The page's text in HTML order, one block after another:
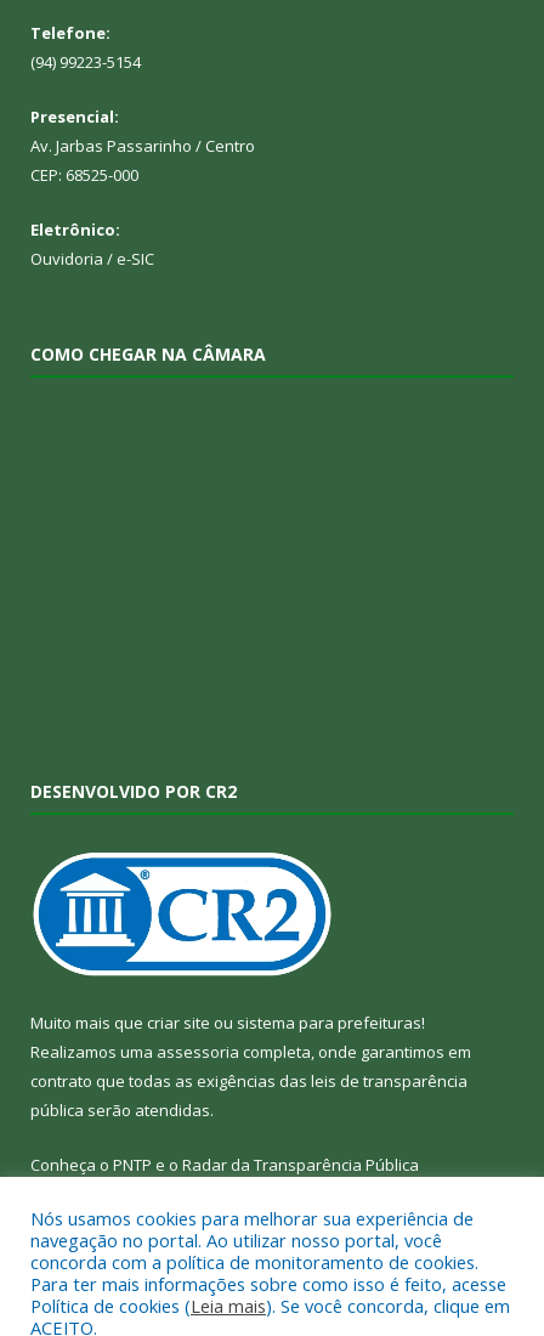
Telefone:
(94) 99223-5154
Presencial:
Av. Jarbas Passarinho / Centro
CEP: 68525-000
Eletrônico:
Ouvidoria / e-SIC
COMO CHEGAR NA CÂMARA
DESENVOLVIDO POR CR2
Muito mais que criar site ou sistema para prefeituras!
Realizamos uma assessoria completa, onde garantimos em
contrato que todas as exigências das leis de transparência
pública serão atendidas.
Conheça o PNTP e o Radar da Transparência Pública
Todos os direitos reservados a Câmara Municipal de Bom Jesus
do Tocantins.
Nós usamos cookies para melhorar sua experiência de
navegação no portal. Ao utilizar nosso portal, você
concorda com a política de monitoramento de cookies.
Para ter mais informações sobre como isso é feito, acesse
Política de cookies (Leia mais). Se você concorda, clique em
ACEITO.